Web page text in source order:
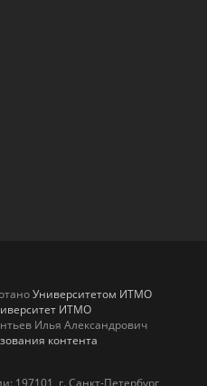
Университетом ИТМО
ИТМО
Илья Александрович
контента